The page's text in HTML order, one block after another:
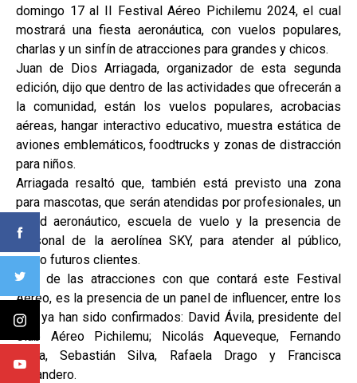
domingo 17 al II Festival Aéreo Pichilemu 2024, el cual
mostrará una fiesta aeronáutica, con vuelos populares,
charlas y un sinfín de atracciones para grandes y chicos.
Juan de Dios Arriagada, organizador de esta segunda
edición, dijo que dentro de las actividades que ofrecerán a
la comunidad, están los vuelos populares, acrobacias
aéreas, hangar interactivo educativo, muestra estática de
aviones emblemáticos, foodtrucks y zonas de distracción
para niños.
Arriagada resaltó que, también está previsto una zona
para mascotas, que serán atendidas por profesionales, un
stand aeronáutico, escuela de vuelo y la presencia de
personal de la aerolínea SKY, para atender al público,
como futuros clientes.
Otra de las atracciones con que contará este Festival
Aéreo, es la presencia de un panel de influencer, entre los
que ya han sido confirmados: David Ávila, presidente del
Club Aéreo Pichilemu; Nicolás Aqueveque, Fernando
Tapia, Sebastián Silva, Rafaela Drago y Francisca
Lavandero.